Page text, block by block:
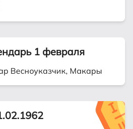
1 февраля
Весноуказчик, Макары